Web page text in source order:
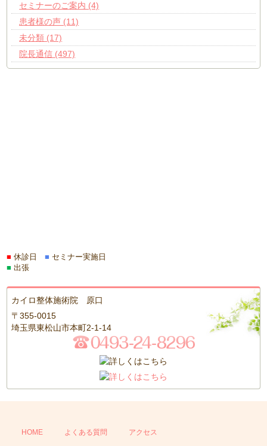
セミナーのご案内 (4)
患者様の声 (11)
未分類 (17)
院長通信 (497)
■ 休診日■ セミナー実施日
■ 出張
カイロ整体施術院 原口
〒355-0015
埼玉県東松山市本町2-1-14
HOME よくある質問 アクセス